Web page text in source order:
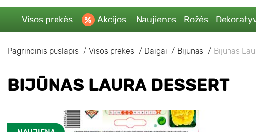
Visos prekės Akcijos Naujienos Rožės
Pagrindinis puslapis Visos prekės Daigai Bijūnas Bijūnas
BIJŪNAS LAURA DESSERT